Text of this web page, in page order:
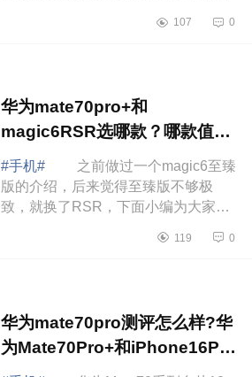
oppofindx8和vivox200哪个好？x200
107 0
华为mate70pro+和
magic6RSR选哪款？哪款值得
入手
#手机#
之前做过一个magic6至臻
版的介绍，后来觉得至臻版不够极
致，就换了RSR，下面小编为大家介
选哪款？哪款值得入手 华为
119 0
华为mate70pro测评怎么样?华
为Mate70Pro+和iPhone16Pro
哪款拍照好